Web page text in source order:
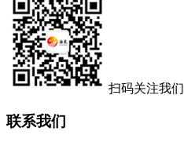
扫码关注我们
联系我们